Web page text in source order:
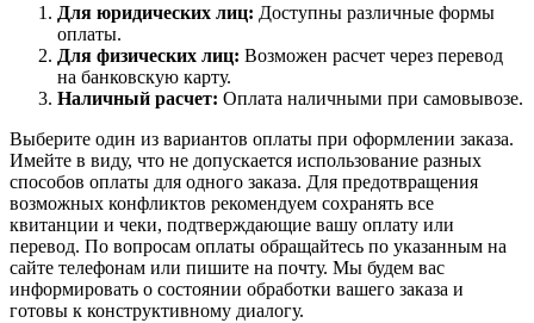
Для юридических лиц: Доступны различные формы
оплаты.
Для физических лиц: Возможен расчет через перевод
на банковскую карту.
Наличный расчет: Оплата наличными при самовывозе.
Выберите один из вариантов оплаты при оформлении заказа.
Имейте в виду, что не допускается использование разных
способов оплаты для одного заказа. Для предотвращения
возможных конфликтов рекомендуем сохранять все
квитанции и чеки, подтверждающие вашу оплату или
перевод. По вопросам оплаты обращайтесь по указанным на
сайте телефонам или пишите на почту. Мы будем вас
информировать о состоянии обработки вашего заказа и
готовы к конструктивному диалогу.